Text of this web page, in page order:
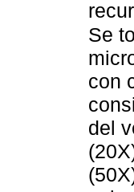
Se
con
del